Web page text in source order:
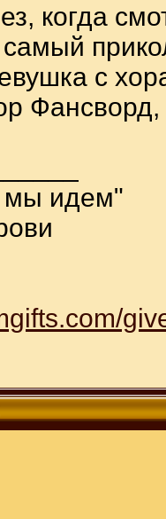
когда
с
Фансворд,
мы идем"